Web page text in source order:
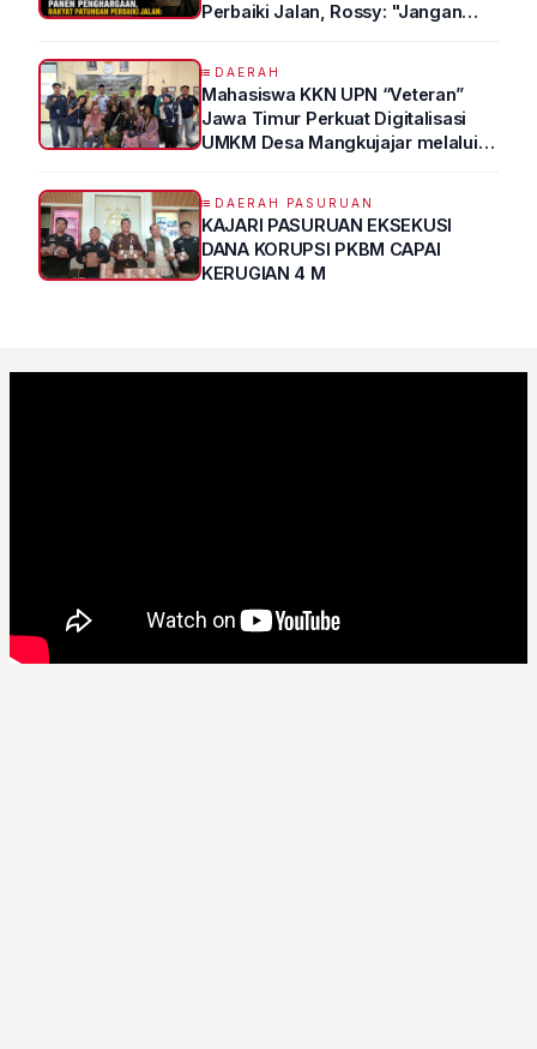
Perbaiki Jalan, Rossy: "Jangan
DAERAH
Mahasiswa KKN UPN “Veteran”
Jawa Timur Perkuat Digitalisasi
UMKM Desa Mangkujajar melalui
DAERAH PASURUAN
KAJARI PASURUAN EKSEKUSI
DANA KORUPSI PKBM CAPAI
KERUGIAN 4 M